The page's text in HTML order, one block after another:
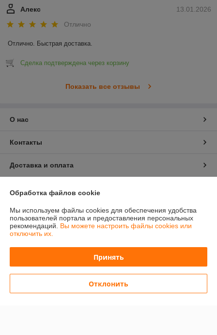
13.01.2026
Алекс
Отлично
Отлично. Быстрая доставка.
Сделка подтверждена через корзину
Показать все отзывы
О нас
Контакты
Доставка и оплата
Полная версия сайта
Политика обработки cookies
Сайт создан на платформе Deal.by
Обработка файлов cookie
Мы используем файлы cookies для обеспечения удобства
пользователей портала и предоставления персональных
рекомендаций. Вы можете настроить файлы cookies или
отключить их.
Принять
Отклонить